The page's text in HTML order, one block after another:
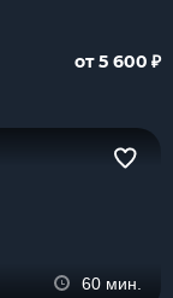
от 5 600 ₽
60 мин.